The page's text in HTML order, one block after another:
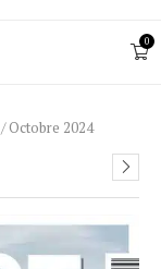
0
Octobre 2024